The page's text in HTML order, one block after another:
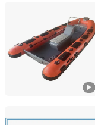
Shandong Rebo
Shandong, China